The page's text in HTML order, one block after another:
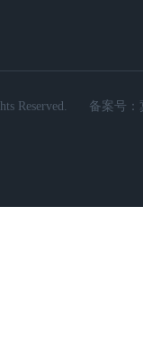
Reserved. 备案号：